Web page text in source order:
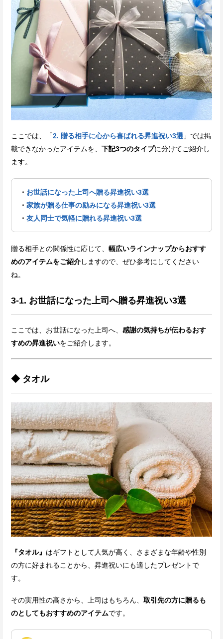
ここでは、「2. 贈る相手に心から喜ばれる昇進祝い3選 」では掲
載できなかったアイテムを、 下記3つのタイプに分けてご紹介し
ます。
・ お世話になった上司へ贈る昇進祝い3選
・ 家族が贈る仕事の励みになる昇進祝い3選
・ 友人同士で気軽に贈れる昇進祝い3選
贈る相手との関係性に応じて、 幅広いラインナップからおすす
めのアイテムをご紹介しますので、ぜひ参考にしてください
ね。
3-1. お世話になった上司へ贈る昇進祝い3選
ここでは、お世話になった上司へ、 感謝の気持ちが伝わるおす
すめの昇進祝いをご紹介します。
◆ タオル
『タオル』 はギフトとして人気が高く、さまざまな年齢や性別
の方に好まれることから、昇進祝いにも適したプレゼントで
す。
その実用性の高さから、上司はもちろん、 取引先の方に贈るも
のとしてもおすすめのアイテムです。